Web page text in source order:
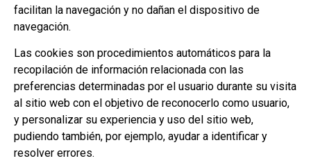
facilitan la navegación y no dañan el dispositivo de
navegación.
Las cookies son procedimientos automáticos para la
recopilación de información relacionada con las
preferencias determinadas por el usuario durante su visita
al sitio web con el objetivo de reconocerlo como usuario,
y personalizar su experiencia y uso del sitio web,
pudiendo también, por ejemplo, ayudar a identificar y
resolver errores.